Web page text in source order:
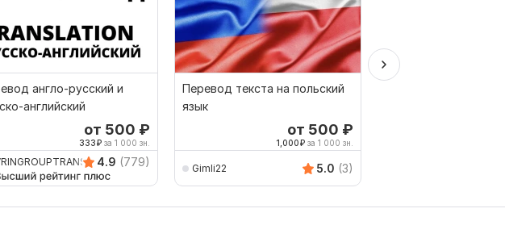
англо-русский и
английский
от 500 ₽
333₽ за 1 000 зн.
4.9 (779)
Перевод текста на польский
язык
от 500 ₽
1,000₽ за 1 000 зн.
Gimli22 5.0 (3)